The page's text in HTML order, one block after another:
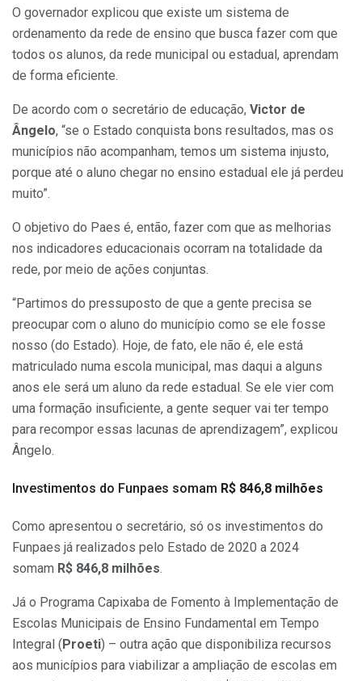
O governador explicou que existe um sistema de
ordenamento da rede de ensino que busca fazer com que
todos os alunos, da rede municipal ou estadual, aprendam
de forma eficiente.
De acordo com o secretário de educação, Victor de
Ângelo, “se o Estado conquista bons resultados, mas os
municípios não acompanham, temos um sistema injusto,
porque até o aluno chegar no ensino estadual ele já perdeu
muito”.
O objetivo do Paes é, então, fazer com que as melhorias
nos indicadores educacionais ocorram na totalidade da
rede, por meio de ações conjuntas.
“Partimos do pressuposto de que a gente precisa se
preocupar com o aluno do município como se ele fosse
nosso (do Estado). Hoje, de fato, ele não é, ele está
matriculado numa escola municipal, mas daqui a alguns
anos ele será um aluno da rede estadual. Se ele vier com
uma formação insuficiente, a gente sequer vai ter tempo
para recompor essas lacunas de aprendizagem”, explicou
Ângelo.
Investimentos do Funpaes somam R$ 846,8 milhões
Como apresentou o secretário, só os investimentos do
Funpaes já realizados pelo Estado de 2020 a 2024
somam R$ 846,8 milhões.
Já o Programa Capixaba de Fomento à Implementação de
Escolas Municipais de Ensino Fundamental em Tempo
Integral (Proeti) – outra ação que disponibiliza recursos
aos municípios para viabilizar a ampliação de escolas em